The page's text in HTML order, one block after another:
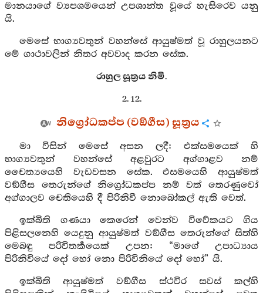
මානයාගේ ව්‍යපශමයෙන් උපශාන්ත වූයේ හැසිරෙව යනු
යි.
මෙසේ භාග්‍යවතුන් වහන්සේ ආයුෂ්මත් වූ රාහුලයනට
මේ ගාථාවලින් නිතර අවවාද කරන සේක.
රාහුල සූත්‍රය නිමි.
2. 12.
නිග්‍රෝධකප්ප (වඞ්ගීස) සූත්‍රය
මා විසින් මෙසේ අසන ලදී: එක්සමයෙක් හි
භාග්‍යවතුන් වහන්සේ අළවුරට අග්ගාළව නම්
චෛත්‍යයෙහි වැඩවසන සේක. එසමයෙහි ආයුෂ්මත්
වඞ්ගීස තෙරුන්ගේ නිග්‍රෝධකප්ප නම් වත් තෙරණුවෝ
අග්ගාලව චෙතියෙහි දී පිරිනිවී නොබෝකල් ඇති වෙත්.
ඉක්බිති ගණයා කෙරෙන් වෙන්ව විවේකයට ගිය
පිළිසලනෙහි යෙදුනු ආයුෂ්මත් වඞ්ගීස තෙරුන්ගේ සිත්හි
මෙබඳු පරිවිතර්‍කයෙක් උපන: “මාගේ උපාධ්‍යාය
පිරිනිවියේ දෝ හෝ නො පිරිවිනියේ දෝ හෝ” යි.
ඉක්බිති ආයුෂ්මත් වඞ්ගීස ස්ථවිර සවස් කල්හි